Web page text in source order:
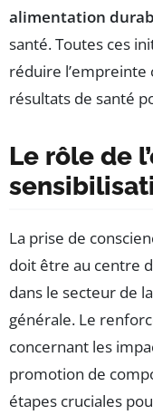
alimentation
santé. Toutes ces
réduire
résultats de santé
Le rôle de
La prise de
doit être au centre
dans le secteur de
générale. Le
concernant les
promotion de
étapes cruciales